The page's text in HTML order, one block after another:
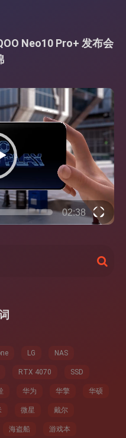
Neo10 Pro+ 发布会
02:38
搜
索
LG NAS
RTX 4070 SSD
华为 华擎 华硕
微星 戴尔
海盗船 游戏本